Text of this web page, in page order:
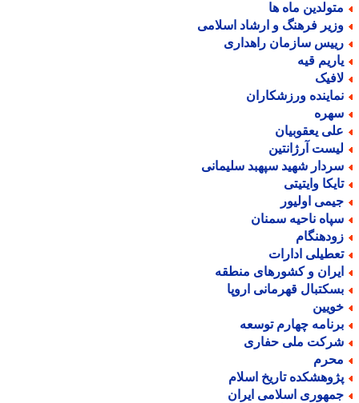
ماه ها
فرهنگ و ارشاد اسلامی
سازمان راهداری
قیه
ورزشکاران
یعقوبیان
آرژانتین
شهید سپهبد سلیمانی
وایتیتی
اولیور
ناحیه سمنان
ادارات
و کشورهای منطقه
قهرمانی اروپا
چهارم توسعه
ملی حفاری
تاریخ اسلام
اسلامی ایران